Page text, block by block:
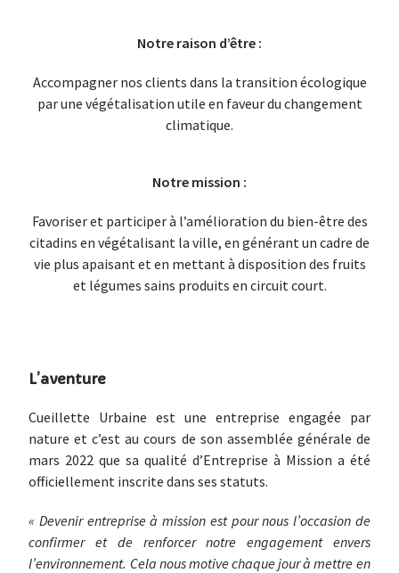
Notre raison d’être :
Accompagner nos clients dans la transition écologique
par une végétalisation utile en faveur du changement
climatique.
Notre mission :
Favoriser et participer à l’amélioration du bien-être des
citadins en végétalisant la ville, en générant un cadre de
vie plus apaisant et en mettant à disposition des fruits
et légumes sains produits en circuit court.
L’aventure
Cueillette Urbaine est une entreprise engagée par
nature et c’est au cours de son assemblée générale de
mars 2022 que sa qualité d’Entreprise à Mission a été
officiellement inscrite dans ses statuts.
« Devenir entreprise à mission est pour nous l’occasion de
confirmer et de renforcer notre engagement envers
l’environnement. Cela nous motive chaque jour à mettre en